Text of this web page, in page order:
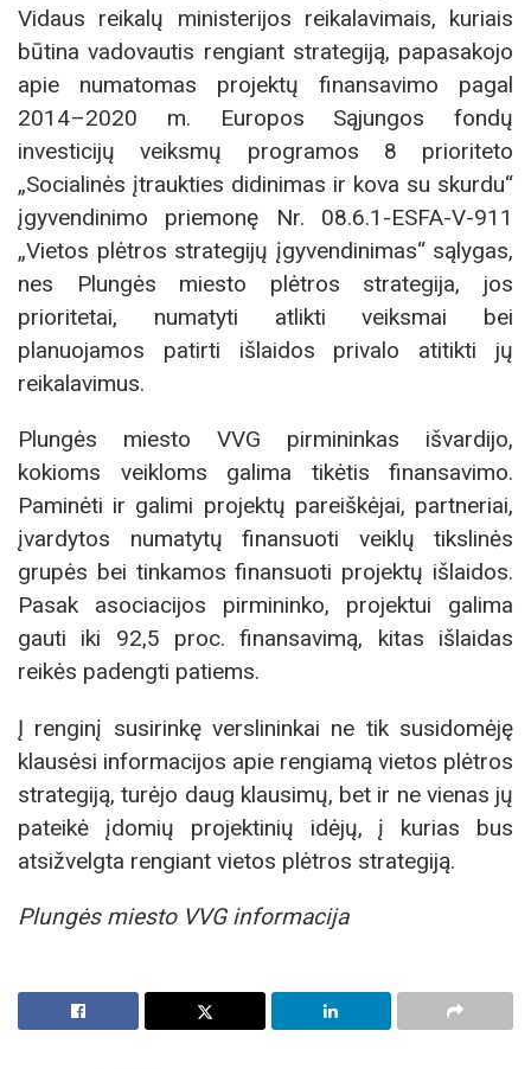
Vidaus reikalų ministerijos reikalavimais, kuriais
būtina vadovautis rengiant strategiją, papasakojo
apie numatomas projektų finansavimo pagal
2014–2020 m. Europos Sąjungos fondų
investicijų veiksmų programos 8 prioriteto
„Socialinės įtraukties didinimas ir kova su skurdu“
įgyvendinimo priemonę Nr. 08.6.1-ESFA-V-911
„Vietos plėtros strategijų įgyvendinimas“ sąlygas,
nes Plungės miesto plėtros strategija, jos
prioritetai, numatyti atlikti veiksmai bei
planuojamos patirti išlaidos privalo atitikti jų
reikalavimus.
Plungės miesto VVG pirmininkas išvardijo,
kokioms veikloms galima tikėtis finansavimo.
Paminėti ir galimi projektų pareiškėjai, partneriai,
įvardytos numatytų finansuoti veiklų tikslinės
grupės bei tinkamos finansuoti projektų išlaidos.
Pasak asociacijos pirmininko, projektui galima
gauti iki 92,5 proc. finansavimą, kitas išlaidas
reikės padengti patiems.
Į renginį susirinkę verslininkai ne tik susidomėję
klausėsi informacijos apie rengiamą vietos plėtros
strategiją, turėjo daug klausimų, bet ir ne vienas jų
pateikė įdomių projektinių idėjų, į kurias bus
atsižvelgta rengiant vietos plėtros strategiją.
Plungės miesto VVG informacija